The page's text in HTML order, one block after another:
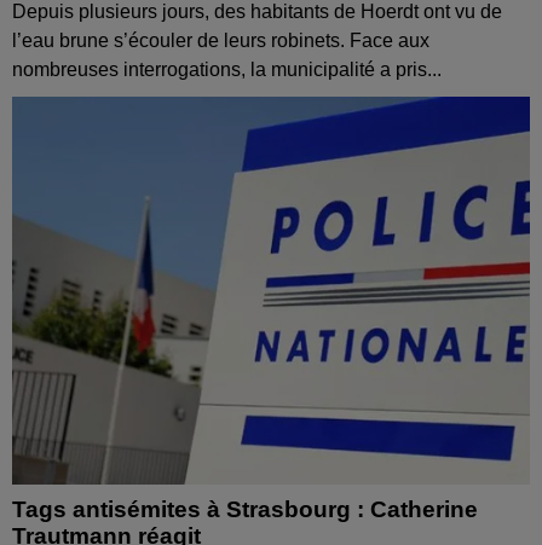
Depuis plusieurs jours, des habitants de Hoerdt ont vu de
l’eau brune s’écouler de leurs robinets. Face aux
nombreuses interrogations, la municipalité a pris...
Tags antisémites à Strasbourg : Catherine
Trautmann réagit